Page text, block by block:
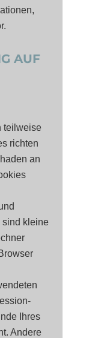
AUF
teilweise
richten
an
sind kleine
Ihres
Andere